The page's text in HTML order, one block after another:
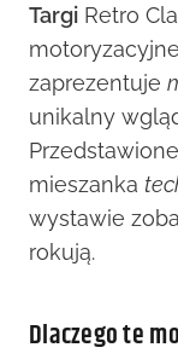
Targi Retro
zaprezentuje
unikalny
mieszanka
wystawie
rokują.
Dlaczego te